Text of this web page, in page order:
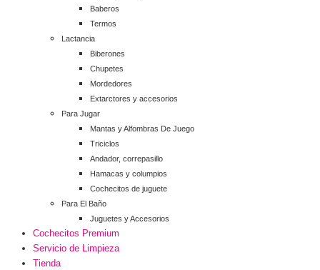
Baberos
Termos
Lactancia
Biberones
Chupetes
Mordedores
Extarctores y accesorios
Para Jugar
Mantas y Alfombras De Juego
Triciclos
Andador, correpasillo
Hamacas y columpios
Cochecitos de juguete
Para El Baño
Juguetes y Accesorios
Cochecitos Premium
Servicio de Limpieza
Tienda